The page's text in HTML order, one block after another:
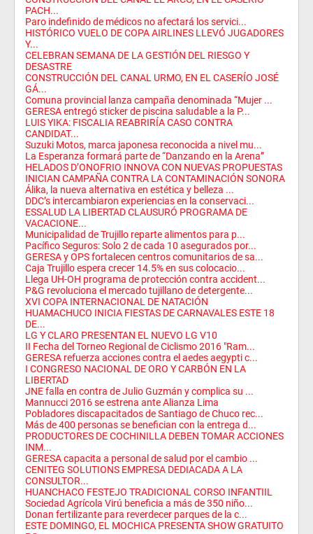
PACH...
Paro indefinido de médicos no afectará los servici...
HISTÓRICO VUELO DE COPA AIRLINES LLEVÓ JUGADORES
Y...
CELEBRAN SEMANA DE LA GESTIÓN DEL RIESGO Y
DESASTRE
CONSTRUCCIÓN DEL CANAL URMO, EN EL CASERÍO JOSÉ
GÁ...
Comuna provincial lanza campaña denominada “Mujer ...
GERESA entregó sticker de piscina saludable a la P...
LUIS YIKA: FISCALIA REABRIRÍA CASO CONTRA
CANDIDAT...
Suzuki Motos, marca japonesa reconocida a nivel mu...
La Esperanza formará parte de “Danzando en la Arena”
HELADOS D’ONOFRIO INNOVA CON NUEVAS PROPUESTAS
INICIAN CAMPAÑA CONTRA LA CONTAMINACIÓN SONORA
Álika, la nueva alternativa en estética y belleza ...
DDC’s intercambiaron experiencias en la conservaci...
ESSALUD LA LIBERTAD CLAUSURÓ PROGRAMA DE
VACACIONE...
Municipalidad de Trujillo reparte alimentos para p...
Pacífico Seguros: Solo 2 de cada 10 asegurados por...
GERESA y OPS fortalecen centros comunitarios de sa...
Caja Trujillo espera crecer 14.5% en sus colocacio...
Llega UH-OH programa de protección contra accident...
P&G revoluciona el mercado tujillano de detergente...
XVI COPA INTERNACIONAL DE NATACIÓN
HUAMACHUCO INICIA FIESTAS DE CARNAVALES ESTE 18
DE...
LG Y CLARO PRESENTAN EL NUEVO LG V10
II Fecha del Torneo Regional de Ciclismo 2016 "Ram...
GERESA refuerza acciones contra el aedes aegypti c...
I CONGRESO NACIONAL DE ORO Y CARBÓN EN LA
LIBERTAD
JNE falla en contra de Julio Guzmán y complica su ...
Mannucci 2016 se estrena ante Alianza Lima
Pobladores discapacitados de Santiago de Chuco rec...
Más de 400 personas se benefician con la entrega d...
PRODUCTORES DE COCHINILLA DEBEN TOMAR ACCIONES
INM...
GERESA capacita a personal de salud por el cambio ...
CENITEG SOLUTIONS EMPRESA DEDIACADA A LA
CONSULTOR...
HUANCHACO FESTEJO TRADICIONAL CORSO INFANTIIL
Sociedad Agrícola Virú beneficia a más de 350 niño...
Donan fertilizante para reverdecer parques de la c...
ESTE DOMINGO, EL MOCHICA PRESENTA SHOW GRATUITO